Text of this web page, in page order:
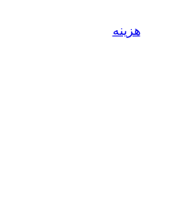
هزینه